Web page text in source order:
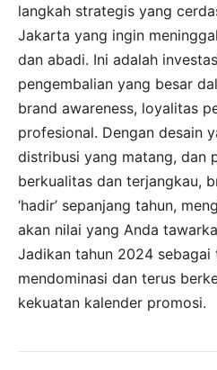
langkah strategis yang
Jakarta yang ingin
dan abadi. Ini adalah
pengembalian yang besar
brand awareness, loyalitas
profesional. Dengan desain
distribusi yang matang, dan
berkualitas dan terjangkau,
‘hadir’ sepanjang tahun,
akan nilai yang Anda
Jadikan tahun 2024 sebagai
mendominasi dan terus
kekuatan kalender promosi.